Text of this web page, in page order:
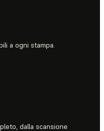
a ogni stampa.
dalla scansione